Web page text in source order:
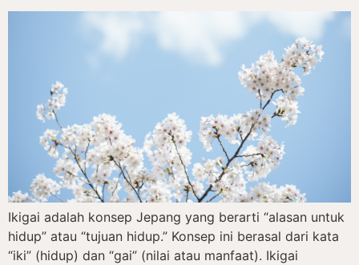
Ikigai adalah konsep Jepang yang berarti “alasan untuk
hidup” atau “tujuan hidup.” Konsep ini berasal dari kata
“iki” (hidup) dan “gai” (nilai atau manfaat). Ikigai